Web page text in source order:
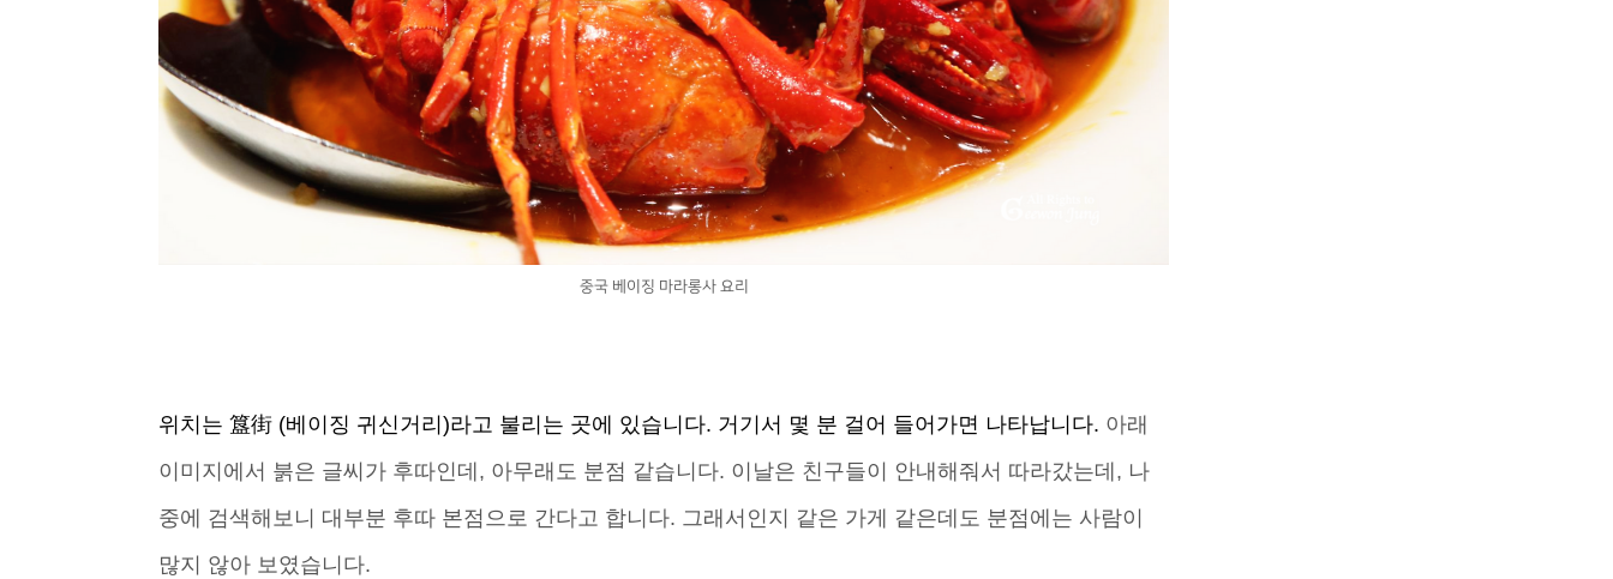
중국 베이징 마라롱사 요리
위치는 簋街 (베이징 귀신거리)라고 불리는 곳에 있습니다. 거기서 몇 분 걸어 들어가면 나타납니다. 아래
이미지에서 붉은 글씨가 후따인데, 아무래도 분점 같습니다. 이날은 친구들이 안내해줘서 따라갔는데, 나
중에 검색해보니 대부분 후따 본점으로 간다고 합니다. 그래서인지 같은 가게 같은데도 분점에는 사람이
많지 않아 보였습니다.